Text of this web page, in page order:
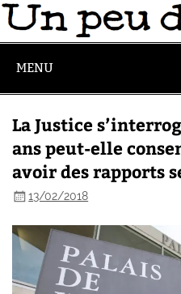
MENU
La Justice
ans peut-elle
avoir des rapports
13/02/2018